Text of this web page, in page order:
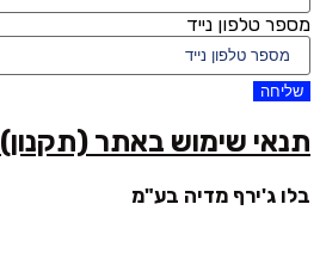
מספר טלפון נייד
שליחה
תנאי שימוש באתר (תקנון)
בלו ג'ירף מדיה בע"מ